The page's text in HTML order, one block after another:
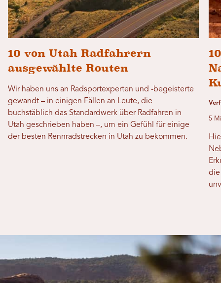
10 von Utah Radfahrern
ausgewählte Routen
Wir haben uns an Radsportexperten und -begeisterte
gewandt – in einigen Fällen an Leute, die
buchstäblich das Standardwerk über Radfahren in
Utah geschrieben haben –, um ein Gefühl für einige
der besten Rennradstrecken in Utah zu bekommen.
5
die